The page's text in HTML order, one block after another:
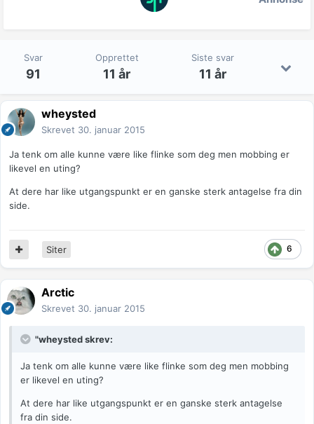
Svar
91
Opprettet
11 år
Siste svar
11 år
wheysted
Skrevet 30. januar 2015
Ja tenk om alle kunne være like flinke som deg men mobbing er
likevel en uting?
At dere har like utgangspunkt er en ganske sterk antagelse fra din
side.
6
Siter
Arctic
Skrevet 30. januar 2015
"wheysted skrev:
Ja tenk om alle kunne være like flinke som deg men mobbing
er likevel en uting?
At dere har like utgangspunkt er en ganske sterk antagelse
fra din side.